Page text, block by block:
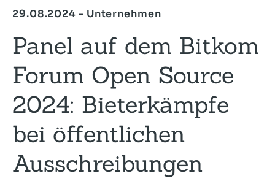
29.08.2024 - Unternehmen
Panel auf dem Bitkom
Forum Open Source
2024: Bieter­kämpfe
bei öffentlichen
Ausschreibungen